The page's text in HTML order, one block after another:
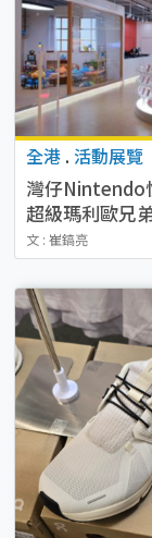
全港 . 活動展覽
灣仔Nintendo
超級瑪利歐兄
文 : 崔鎬亮